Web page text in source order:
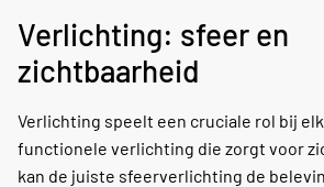
Verlichting: sfeer en
zichtbaarheid
Verlichting speelt een cruciale rol bij
functionele verlichting die zorgt voor
kan de juiste sfeerverlichting de